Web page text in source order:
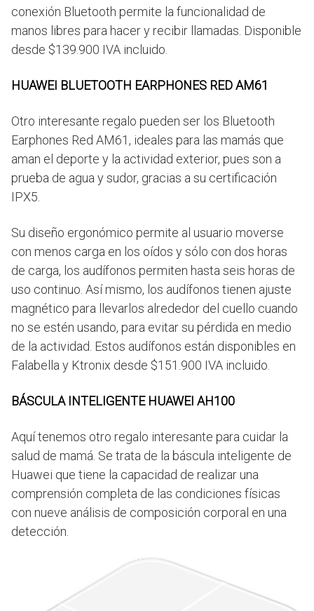
conexión Bluetooth permite la funcionalidad de
manos libres para hacer y recibir llamadas. Disponible
desde $139.900 IVA incluido.
HUAWEI BLUETOOTH EARPHONES RED AM61
Otro interesante regalo pueden ser los Bluetooth
Earphones Red AM61, ideales para las mamás que
aman el deporte y la actividad exterior, pues son a
prueba de agua y sudor, gracias a su certificación
IPX5.
Su diseño ergonómico permite al usuario moverse
con menos carga en los oídos y sólo con dos horas
de carga, los audífonos permiten hasta seis horas de
uso continuo. Así mismo, los audífonos tienen ajuste
magnético para llevarlos alrededor del cuello cuando
no se estén usando, para evitar su pérdida en medio
de la actividad. Estos audífonos están disponibles en
Falabella y Ktronix desde $151.900 IVA incluido.
BÁSCULA INTELIGENTE HUAWEI AH100
Aquí tenemos otro regalo interesante para cuidar la
salud de mamá. Se trata de la báscula inteligente de
Huawei que tiene la capacidad de realizar una
comprensión completa de las condiciones físicas
con nueve análisis de composición corporal en una
detección.